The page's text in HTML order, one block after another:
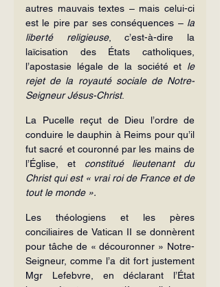
autres mauvais textes – mais celui-ci
est le pire par ses conséquences – la
liberté religieuse, c’est-à-dire la
laïcisation des États catholiques,
l’apostasie légale de la société et le
rejet de la royauté sociale de Notre-
Seigneur Jésus-Christ.
La Pucelle reçut de Dieu l’ordre de
conduire le dauphin à Reims pour qu’il
fut sacré et couronné par les mains de
l’Église, et constitué lieutenant du
Christ qui est « vrai roi de France et de
tout le monde ».
Les théologiens et les pères
conciliaires de Vatican II se donnèrent
pour tâche de « découronner » Notre-
Seigneur, comme l’a dit fort justement
Mgr Lefebvre, en déclarant l’État